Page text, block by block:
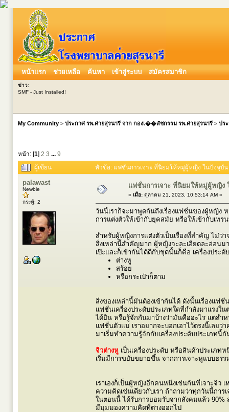
หน้าแรก ช่วยเหลือ ค้นหา เข้าสู่ระบบ สมัครสมาชิก
ข่าว:
SMF - Just Installed!
My Community > ประกาศ รพ.ค่ายสุรนารี จาก กองเ��สัชกรรม รพ.ค่ายสุรนารี > ปร
หน้า: [1] 2 3 ... 9
ผู้เขียน
หัวข้อ: แฟชั่นการเจาะ ที่นิยมให้หมู่ผู้หญิง ในปัจจุบั
palawast
Newbie
กระทู้: 2
แฟชั่นการเจาะ ที่นิยมให้หมู่ผู้หญิง
« เมื่อ: ตุลาคม 21, 2023, 10:53:14 AM »
วันนี้เราก็จะมาพูดกันถึงเรื่องแฟชั่นของผู้หญิ
การแต่งตัวให้เข้ากับยุคสมัย หรือให้เข้ากับเทร
สำหรับผู้หญิงการแต่งตัวเป็นเรื่องที่สำคัญ ไม่ว่
สิ่งเหล่านี้สำคัญมาก ผู้หญิงจะละเอียดละอ่อนม
เป๊ะและก็เข้ากันได้ดีกับชุดนั้นก็คือ เครื่องประดั
ต่างหู
สร้อย
หรือกระเป๋าก็ตาม
สิ่งของเหล่านี้มันต้องเข้ากันได้ ดังนั้นเรื่องแ
แฟชั่นเครื่องประดับประเภทใดที่กำลังมาแรง
ได้ยิน หรือรู้จักกันมาบ้างว่ามันคืออะไร แต่สำ
แฟชั่นตัวแม่ เราอยากจะบอกเอาไว้ตรงนี้เลย
มาเริ่มทำความรู้จักกับเครื่องประดับประเภทนี้กั
จิวต่างหู เป็นเครื่องประดับ หรือสินค้าประเภท
เริ่มมีการขยับขยายขึ้น จากการเจาะหูแบบธร
เราเองก็เป็นผู้หญิงอีกคนหนึ่งเช่นกันที่เจาะจิว
ความคิดเช่นเดียวกับเรา ถ้าถามว่าทุกวันนี้การ
ในตอนนี้ ได้รับการยอมรับจากสังคมแล้ว
มีมุมมองความคิดที่ต่างออกไป